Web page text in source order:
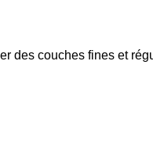
des couches fines et